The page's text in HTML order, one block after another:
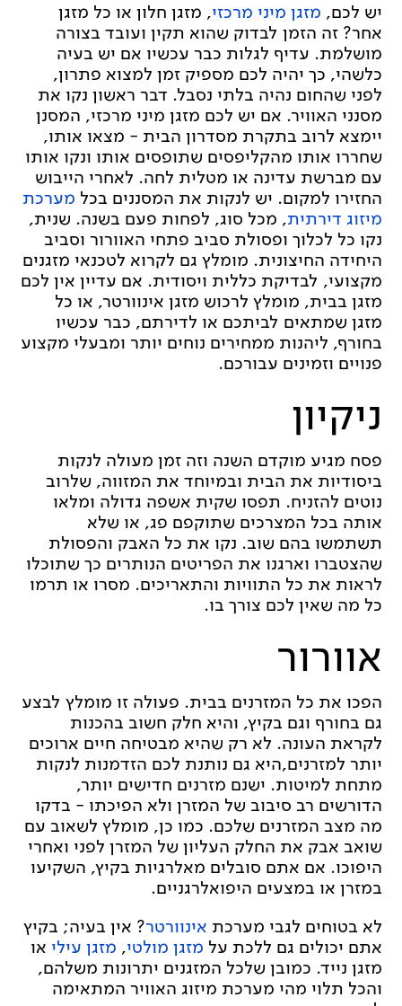
יש לכם, מזגן מיני מרכזי, מזגן חלון או כל מזגן
אחר? זה הזמן לבדוק שהוא תקין ועובד בצורה
מושלמת. עדיף לגלות כבר עכשיו אם יש בעיה
כלשהי, כך יהיה לכם מספיק זמן למצוא פתרון,
לפני שהחום נהיה בלתי נסבל. דבר ראשון נקו את
מסנני האוויר. אם יש לכם מזגן מיני מרכזי, המסנן
יימצא לרוב בתקרת מסדרון הבית - מצאו אותו,
שחררו אותו מהקליפסים שתופסים אותו ונקו אותו
עם מברשת עדינה או מטלית לחה. לאחרי הייבוש
החזירו למקום. יש לנקות את המסננים בכל מערכת
מיזוג דירתית, מכל סוג, לפחות פעם בשנה. שנית,
נקו כל לכלוך ופסולת סביב פתחי האוורור וסביב
היחידה החיצונית. מומלץ גם לקרוא לטכנאי מזגנים
מקצועי, לבדיקת כללית ויסודית. אם עדיין אין לכם
מזגן בבית, מומלץ לרכוש מזגן אינוורטר, או כל
מזגן שמתאים לביתכם או לדירתם, כבר עכשיו
בחורף, ליהנות ממחירים נוחים יותר ומבעלי מקצוע
פנויים וזמינים עבורכם.
ניקיון
פסח מגיע מוקדם השנה וזה זמן מעולה לנקות
ביסודיות את הבית ובמיוחד את המזווה, שלרוב
נוטים להזניח. תפסו שקית אשפה גדולה ומלאו
אותה בכל המצרכים שתוקפם פג, או שלא
תשתמשו בהם שוב. נקו את כל האבק והפסולת
שהצטברו וארגנו את הפריטים הנותרים כך שתוכלו
לראות את כל התוויות והתאריכים. מסרו או תרמו
כל מה שאין לכם צורך בו.
אוורור
הפכו את כל המזרנים בבית. פעולה זו מומלץ לבצע
גם בחורף וגם בקיץ, והיא חלק חשוב בהכנות
לקראת העונה. לא רק שהיא מבטיחה חיים ארוכים
יותר למזרנים,היא גם נותנת לכם הזדמנות לנקות
מתחת למיטות. ישנם מזרנים חדישים יותר,
הדורשים רב סיבוב של המזרן ולא הפיכתו - בדקו
מה מצב המזרנים שלכם. כמו כן, מומלץ לשאוב עם
שואב אבק את החלק העליון של המזרן לפני ואחרי
היפוכו. אם אתם סובלים מאלרגיות בקיץ, השקיעו
במזרן או במצעים היפואלרגניים.
לא בטוחים לגבי מערכת אינוורטר? אין בעיה; בקיץ
אתם יכולים גם ללכת על מזגן מולטי, מזגן עילי או
מזגן נייד. כמובן שלכל המזגנים יתרונות משלהם,
והכל תלוי מהי מערכת מיזוג האוויר המתאימה